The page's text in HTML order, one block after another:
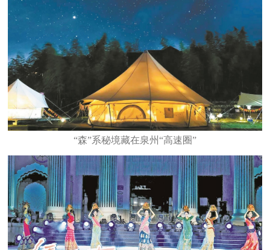
“森”系秘境藏在泉州“高速圈”